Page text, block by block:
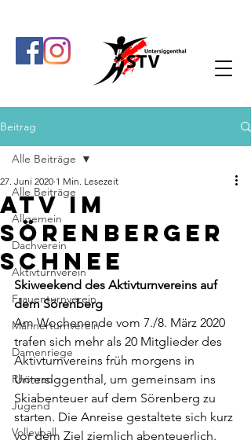
Beitrag
Alle Beiträge
Allgemein
Dachverein
Aktivturnverein
Frauenturnverein
Männerturnverein
Damenriege
Rhönrad
Jugend
Volleyball
Alle Beiträge
ATV im
Sörenberger
Schnee
27. Juni 2020 1 Min. Lesezeit
Skiweekend des Aktivturnvereins auf
dem Sörenberg
Am Wochenende vom 7./8. März 2020
trafen sich mehr als 20 Mitglieder des
Aktivturnvereins früh morgens in
Untersiggenthal, um gemeinsam ins
Skiabenteuer auf dem Sörenberg zu
starten. Die Anreise gestaltete sich kurz
vor dem Ziel ziemlich abenteuerlich.